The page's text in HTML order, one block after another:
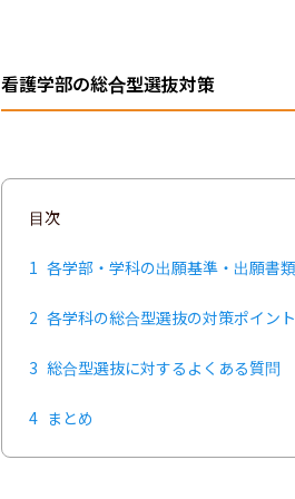
看護学部の総合型選抜対策
目次
1 各学部・学科の出願基準・出願書
2 各学科の総合型選抜の対策ポイント
3 総合型選抜に対するよくある質問
4 まとめ